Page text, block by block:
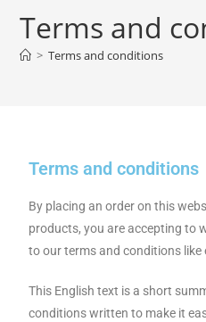
Terms and
> Terms and conditions
Terms and conditions
By placing an order on this
products, you are accepting to
to our terms and conditions like
This English text is a short
conditions written to make it